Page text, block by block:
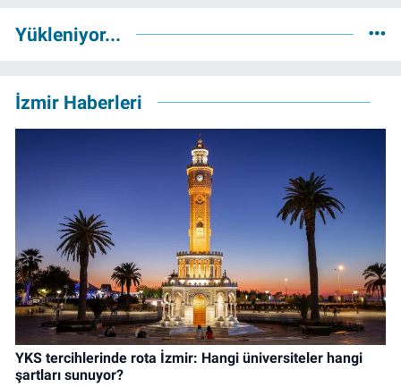
Yükleniyor...
İzmir Haberleri
YKS tercihlerinde rota İzmir: Hangi üniversiteler hangi
şartları sunuyor?